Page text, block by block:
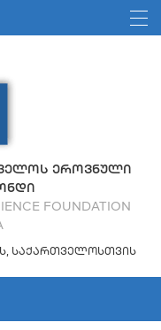
ᲔᲠᲝᲕᲜᲣᲚᲘ
FOUNDATION
ᲡᲐᲥᲐᲠᲗᲕᲔᲚᲝᲡᲗᲕᲘᲡ